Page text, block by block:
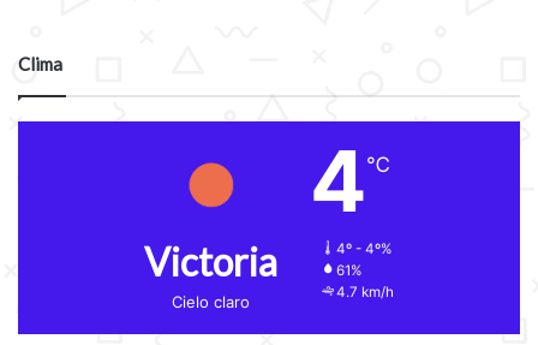
Clima
Victoria
Cielo claro
4℃
4º - 4º%
61%
4.7 km/h